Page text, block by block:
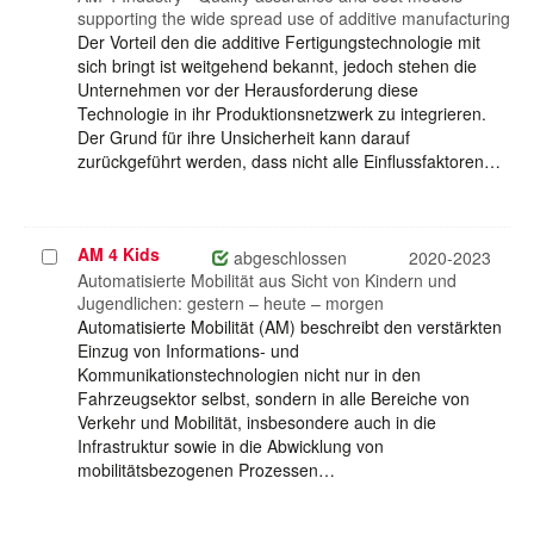
supporting the wide spread use of additive manufacturing
Der Vorteil den die additive Fertigungstechnologie mit
sich bringt ist weitgehend bekannt, jedoch stehen die
Unternehmen vor der Herausforderung diese
Technologie in ihr Produktionsnetzwerk zu integrieren.
Der Grund für ihre Unsicherheit kann darauf
zurückgeführt werden, dass nicht alle Einflussfaktoren…
Projekt
auswählen
AM 4 Kids abgeschlossen
2020-2023
Automatisierte Mobilität aus Sicht von Kindern und
Jugendlichen: gestern – heute – morgen
Automatisierte Mobilität (AM) beschreibt den verstärkten
Einzug von Informations- und
Kommunikationstechnologien nicht nur in den
Fahrzeugsektor selbst, sondern in alle Bereiche von
Verkehr und Mobilität, insbesondere auch in die
Infrastruktur sowie in die Abwicklung von
mobilitätsbezogenen Prozessen…